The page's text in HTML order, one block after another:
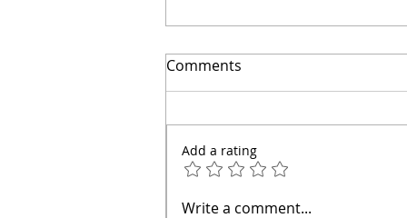
El secreto para ahorrar
Comments
Add a rating
Write a comment...